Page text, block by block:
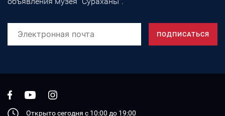
Открыто сегодня с 10:00 дo 19:00